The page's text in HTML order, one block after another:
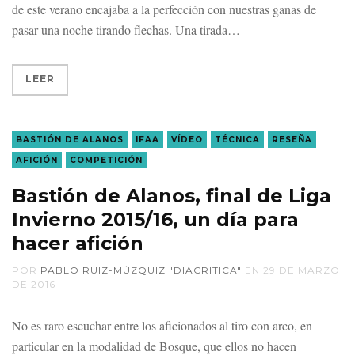
de este verano encajaba a la perfección con nuestras ganas de
pasar una noche tirando flechas. Una tirada
LEER
BASTIÓN DE ALANOS IFAA VÍDEO TÉCNICA
RESEÑA
AFICIÓN
COMPETICIÓN
Bastión de Alanos, final de Liga
Invierno 2015/16, un día para
hacer afición
POR PABLO RUIZ-MÚZQUIZ "DIACRITICA" EN 29 DE MARZO
DE 2016
No es raro escuchar entre los aficionados al tiro con arco, en
particular en la modalidad de Bosque, que ellos no hacen